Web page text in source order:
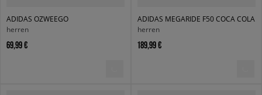
ADIDAS OZWEEGO
herren
69,99 €
ADIDAS MEGARIDE F50 COCA COLA
herren
189,99 €